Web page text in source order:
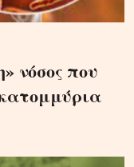
νόσος που